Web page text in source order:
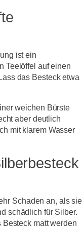
ist ein
Teelöffel auf einen
das Besteck etwa
weichen Bürste
aber deutlich
mit klarem Wasser
Schaden an, als sie
schädlich für Silber.
matt werden